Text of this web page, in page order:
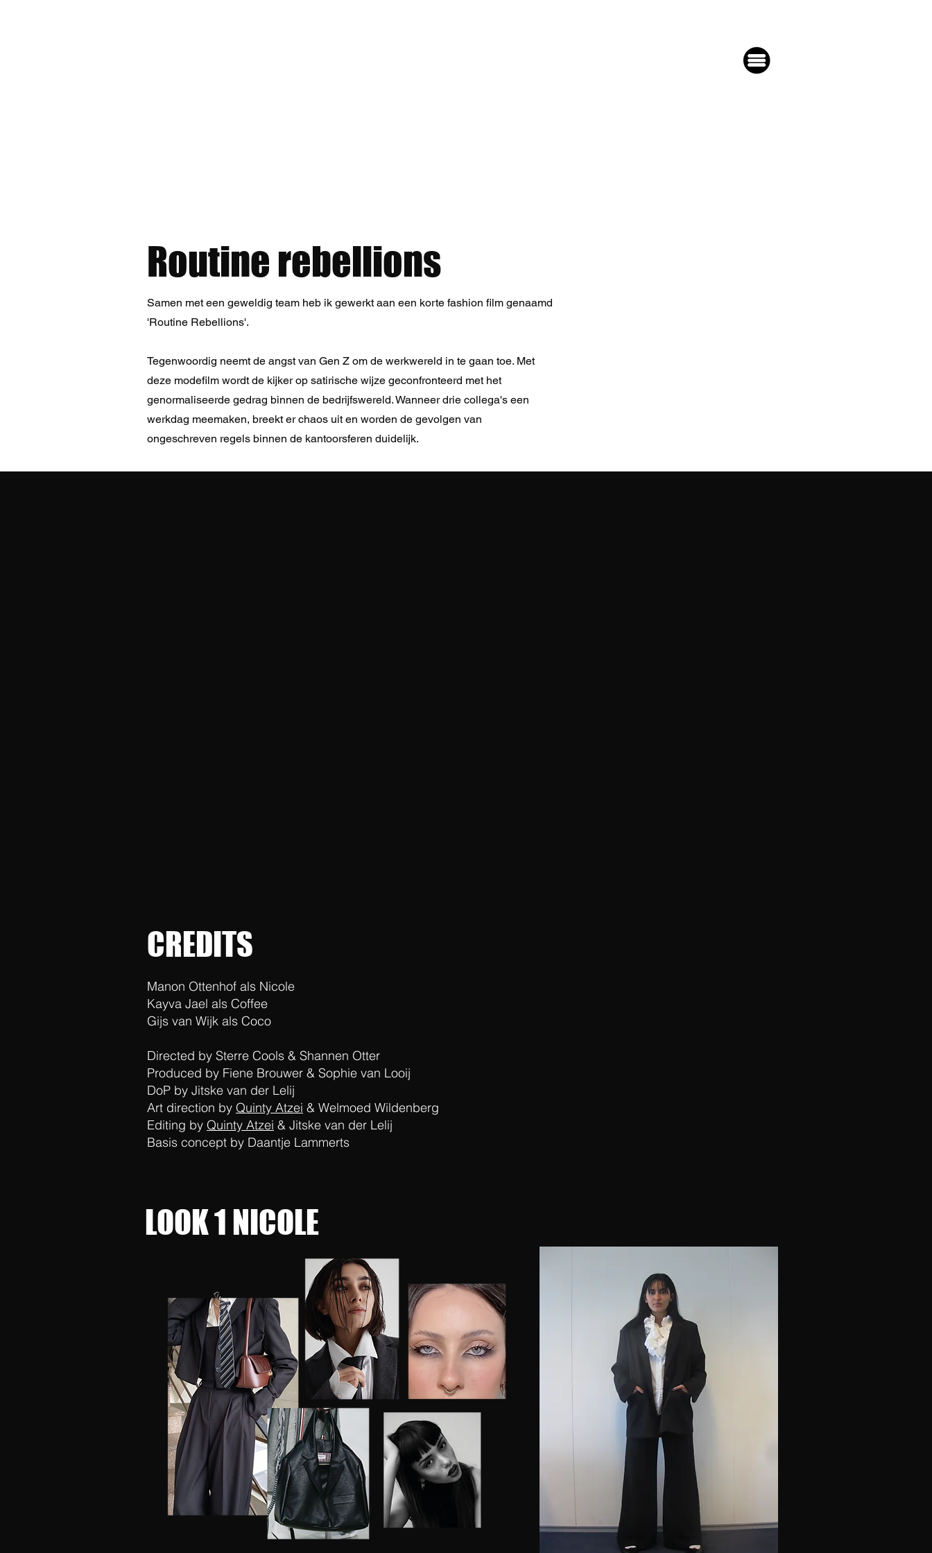
Routine rebellions
Samen met een geweldig team heb ik gewerkt aan een korte fashion film genaamd
'Routine Rebellions'.
Tegenwoordig neemt de angst van Gen Z om de werkwereld in te gaan toe. Met
deze modefilm wordt de kijker op satirische wijze geconfronteerd met het
genormaliseerde gedrag binnen de bedrijfswereld. Wanneer drie collega's een
werkdag meemaken, breekt er chaos uit en worden de gevolgen van
ongeschreven regels binnen de kantoorsferen duidelijk.
CREDITS
Manon Ottenhof als Nicole
Kayva Jael als Coffee
Gijs van Wijk als Coco
Directed by Sterre Cools & Shannen Otter
Produced by Fiene Brouwer & Sophie van Looij
DoP by Jitske van der Lelij
Art direction by Quinty Atzei & Welmoed Wildenberg
Editing by Quinty Atzei & Jitske van der Lelij
Basis concept by Daantje Lammerts
LOOK 1 NICOLE